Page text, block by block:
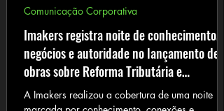
Imakers registra noite de conhecimento,
negócios e autoridade no lançamento de
obras sobre Reforma Tributária e
Networking
A Imakers realizou a cobertura de uma noite
Comunicação Corporativa